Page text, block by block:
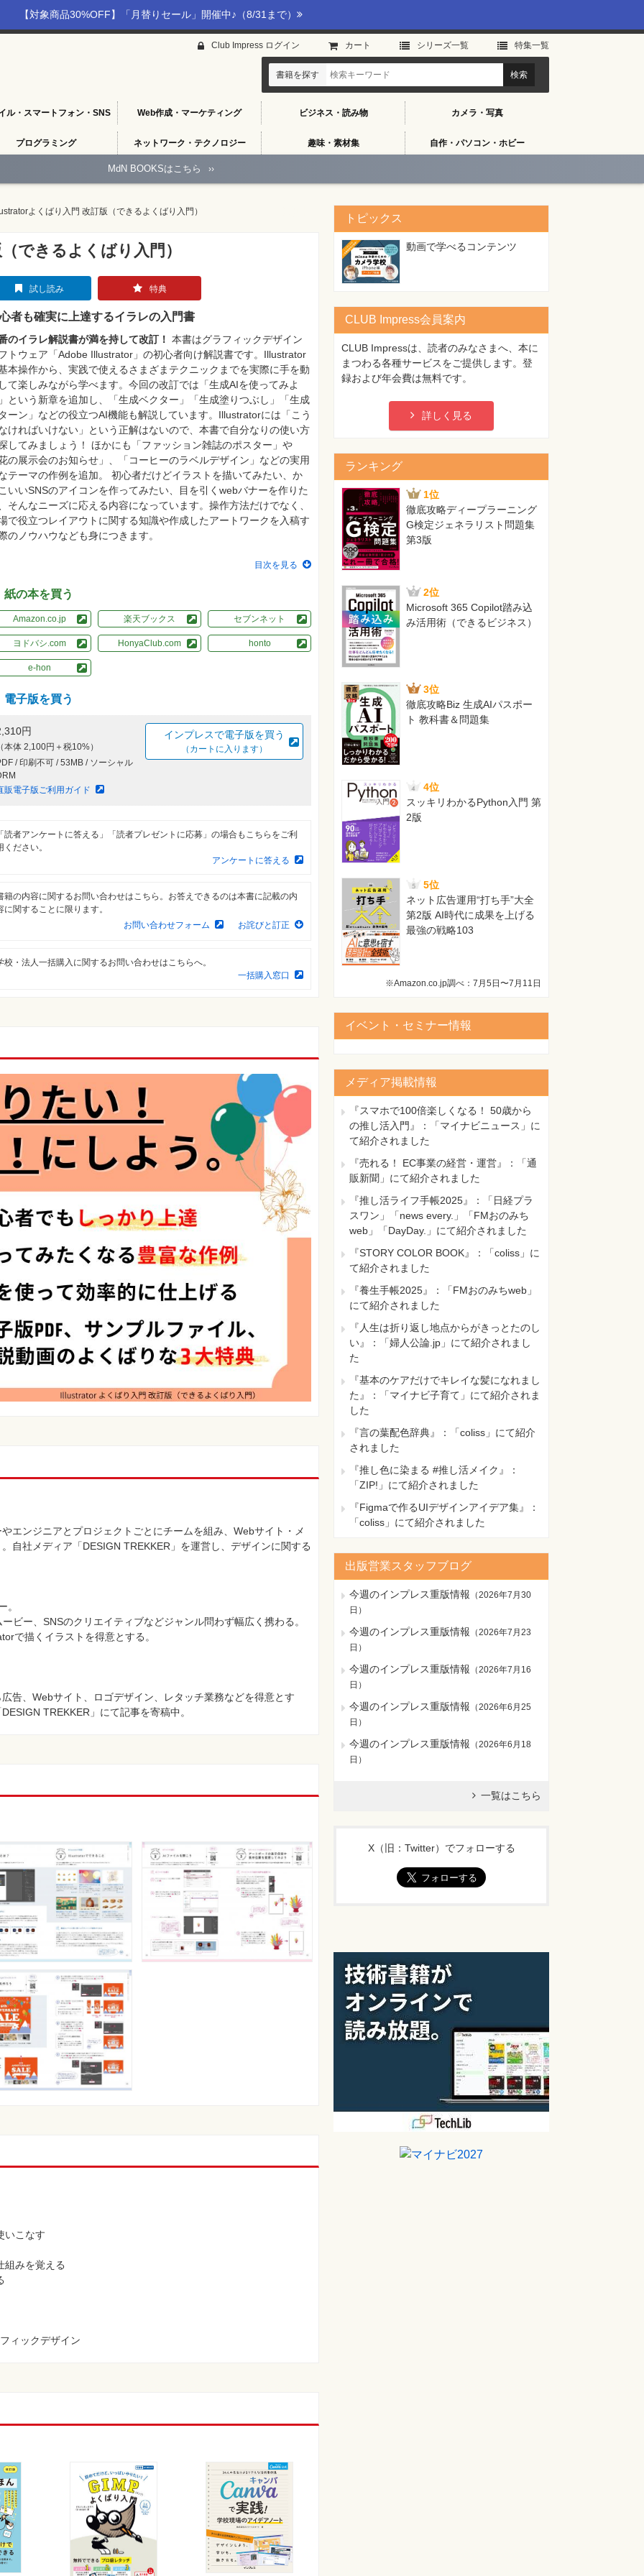
【対象商品30%OFF】「月替りセール」開催中♪（8/31まで）
ル・スマートフォン・SNS Web作成・マーケティング ビジネス・読み物 カメラ・写真
プログラミング ネットワーク・テクノロジー 趣味・素材集 自作・パソコン・ホビー
Club Impress ログイン カート シリーズ⼀覧 特集⼀覧
書籍を探す
MdN BOOKSはこちら ››
よくばり入門 改訂版（できるよくばり入門）
できるよくばり入門）
試し読み 特典
者も確実に上達するイラレの入門書
のイラレ解説書が満を持して改訂！ 本書はグラフィックデザイン
トウェア「Adobe Illustrator」の初心者向け解説書です。Illustrator
本操作から、実践で使えるさまざまテクニックまでを実際に手を動
て楽しみながら学べます。今回の改訂では「生成AIを使ってみよ
という新章を追加し、「生成ベクター」「生成塗りつぶし」「生成
ーン」などの役立つAI機能も解説しています。Illustratorには「こう
ければいけない」という正解はないので、本書で自分なりの使い方
してみましょう！ ほかにも「ファッション雑誌のポスター」や
の展示会のお知らせ」、「コーヒーのラベルデザイン」などの実用
テーマの作例を追加。 初心者だけどイラストを描いてみたい、か
いいSNSのアイコンを作ってみたい、目を引くwebバナーを作りた
そんなニーズに応える内容になっています。操作方法だけでなく、
で役立つレイアウトに関する知識や作成したアートワークを入稿す
のノウハウなども身につきます。
目次を見る
紙の本を買う
Amazon.co.jp 楽天ブックス セブンネット
ヨドバシ.com HonyaClub.com honto
e-hon
電子版を買う
円
本体 2,100円＋税10%）
/ 印刷不可 / 53MB / ソーシャル
販電子版ご利用ガイド
インプレスで電子版を買う
（カートに入ります）
読者アンケートに答える」「読者プレゼントに応募」の場合もこちらをご利
ください。
アンケートに答える
籍の内容に関するお問い合わせはこちら。お答えできるのは本書に記載の内
に関することに限ります。
お問い合わせフォーム
お詫びと訂正
校・法人一括購入に関するお問い合わせはこちらへ。
一括購入窓口
エンジニアとプロジェクトごとにチームを組み、Webサイト・メ
自社メディア「DESIGN TREKKER」を運営し、デザインに関する
。
ビー、SNSのクリエイティブなどジャンル問わず幅広く携わる。
で描くイラストを得意とする。
告、Webサイト、ロゴデザイン、レタッチ業務などを得意とす
TREKKER」にて記事を寄稿中。
いこなす
みを覚える
ィックデザイン
トピックス
動画で学べるコンテンツ
CLUB Impress会員案内
CLUB Impressは、読者のみなさまへ、本に
まつわる各種サービスをご提供します。登
録および年会費は無料です。
詳しく見る
ランキング
1位
徹底攻略ディープラーニング
G検定ジェネラリスト問題集
第3版
2位
Microsoft 365 Copilot踏み込
み活用術（できるビジネス）
3位
徹底攻略Biz 生成AIパスポー
ト 教科書＆問題集
4位
スッキリわかるPython入門 第
2版
5位
ネット広告運用“打ち手”大全
第2版 AI時代に成果を上げる
最強の戦略103
※Amazon.co.jp調べ：7月5日〜7月11日
イベント・セミナー情報
メディア掲載情報
『スマホで100倍楽しくなる！ 50歳から
の推し活入門』：「マイナビニュース」に
て紹介されました
『売れる！ EC事業の経営・運営』：「通
販新聞」にて紹介されました
『推し活ライフ手帳2025』：「日経プラ
スワン」「news every.」「FMおのみち
web」「DayDay.」にて紹介されました
『STORY COLOR BOOK』：「coliss」に
て紹介されました
『養生手帳2025』：「FMおのみちweb」
にて紹介されました
『人生は折り返し地点からがきっとたのし
い』：「婦人公論.jp」にて紹介されまし
た
『基本のケアだけでキレイな髪になれまし
た』：「マイナビ子育て」にて紹介されま
した
『言の葉配色辞典』：「coliss」にて紹介
されました
『推し色に染まる #推し活メイク』：
「ZIP!」にて紹介されました
『Figmaで作るUIデザインアイデア集』：
「coliss」にて紹介されました
出版営業スタッフブログ
今週のインプレス重版情報 （2026年7月30
日 ）
今週のインプレス重版情報 （2026年7月23
日 ）
今週のインプレス重版情報 （2026年7月16
日 ）
今週のインプレス重版情報 （2026年6月25
日 ）
今週のインプレス重版情報 （2026年6月18
日 ）
一覧はこちら
X（旧：Twitter）でフォローする